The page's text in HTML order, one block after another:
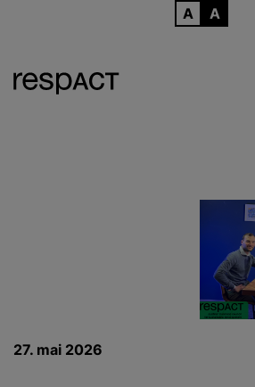
27. mai 2026